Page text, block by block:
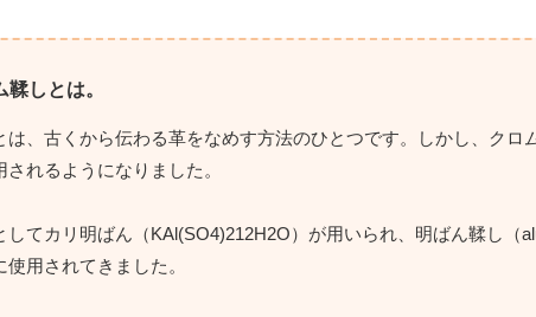
しとは。
は、古くから伝わる革をなめす方法のひとつです。しかし、クロ
れるようになりました。
してカリ明ばん（KAl(SO4)212H2O）が用いられ、明ばん鞣し（
用されてきました。